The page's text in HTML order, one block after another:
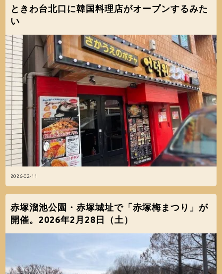
2026-02-11
ときわ台北口に韓国料理店がオープンするみた
い
赤塚溜池公園・赤塚城址で「赤塚梅まつり」が
開催。2026年2月28日（土）